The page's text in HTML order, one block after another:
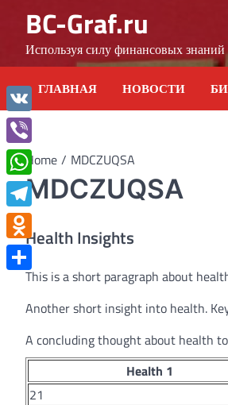
content
BC-Graf.ru
Используя силу финансовых знаний
ГЛАВНАЯ НОВОСТИ
Home MDCZUQSA
MDCZUQSA
Health Insights
This is a short paragraph about
Another short insight into health.
A concluding thought about health
Health 1
21
VK
Viber
WhatsApp
Telegram
Odnoklassniki
Отправить